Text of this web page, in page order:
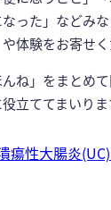
った」などみ
体験をお寄せく
ね」をまとめ
立ててまいりま
瘍性大腸炎